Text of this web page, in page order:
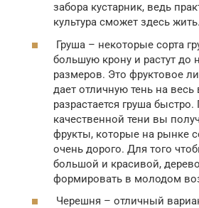
забора кустарник, ведь
культура сможет здесь жить.
Груша – некоторые сорта
большую крону и растут до
размеров. Это фруктовое
дает отличную тень на весь
разрастается груша
качественной тени вы
фрукты, которые на рынке
очень дорого. Для того
большой и красивой,
формировать в молодом
Черешня – отличный